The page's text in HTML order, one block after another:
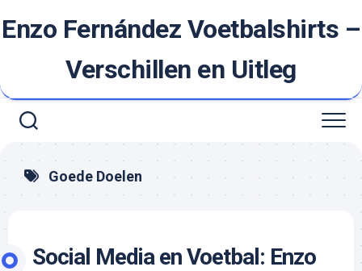
naar
Enzo Fernández Voetbalshirts –
Verschillen en Uitleg
Goede Doelen
Social Media en Voetbal: Enzo